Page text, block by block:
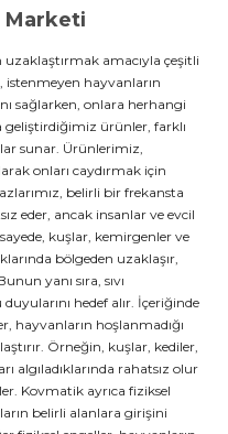
Marketi
amacıyla çeşitli
istenmeyen hayvanların
sağlarken, onlara herhangi
ürünler, farklı
sunar. Ürünlerimiz,
onları caydırmak için
belirli bir frekansta
eder, ancak insanlar ve evcil
kuşlar, kemirgenler ve
bölgeden uzaklaşır,
yanı sıra, sıvı
hedef alır. İçeriğinde
hayvanların hoşlanmadığı
Örneğin, kuşlar, kediler,
algıladıklarında rahatsız olur
Kovmatik ayrıca fiziksel
belirli alanlara girişini